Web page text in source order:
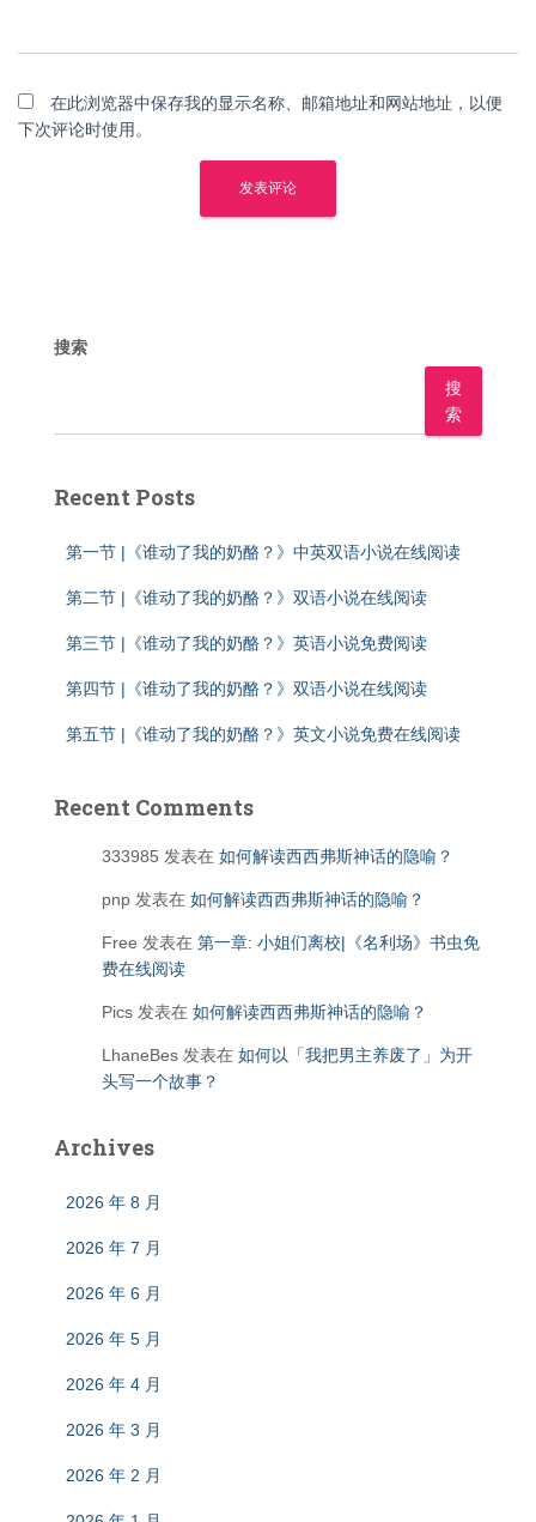
在此浏览器中保存我的显示名称、邮箱地址和网站地址，以便
下次评论时使用。
搜索
搜
索
Recent Posts
第一节 |《谁动了我的奶酪？》中英双语小说在线阅读
第二节 |《谁动了我的奶酪？》双语小说在线阅读
第三节 |《谁动了我的奶酪？》英语小说免费阅读
第四节 |《谁动了我的奶酪？》双语小说在线阅读
第五节 |《谁动了我的奶酪？》英文小说免费在线阅读
Recent Comments
333985 发表在 如何解读西西弗斯神话的隐喻？
pnp 发表在 如何解读西西弗斯神话的隐喻？
Free 发表在 第一章: 小姐们离校|《名利场》书虫免
费在线阅读
Pics 发表在 如何解读西西弗斯神话的隐喻？
LhaneBes 发表在 如何以「我把男主养废了」为开
头写一个故事？
Archives
2026 年 8 月
2026 年 7 月
2026 年 6 月
2026 年 5 月
2026 年 4 月
2026 年 3 月
2026 年 2 月